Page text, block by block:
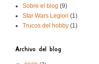
Sobre el blog (9)
Star Wars Legion (1)
Trucos del hobby (1)
Archivo del blog